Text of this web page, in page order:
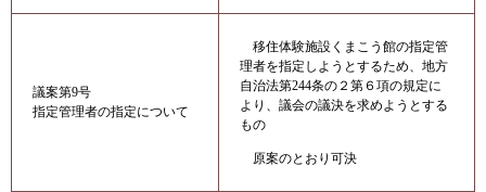
議案第9号
指定管理者の指定について
移住体験施設くまこう館の指定管
理者を指定しようとするため、地方
自治法第244条の２第６項の規定に
より、議会の議決を求めようとする
もの
原案のとおり可決